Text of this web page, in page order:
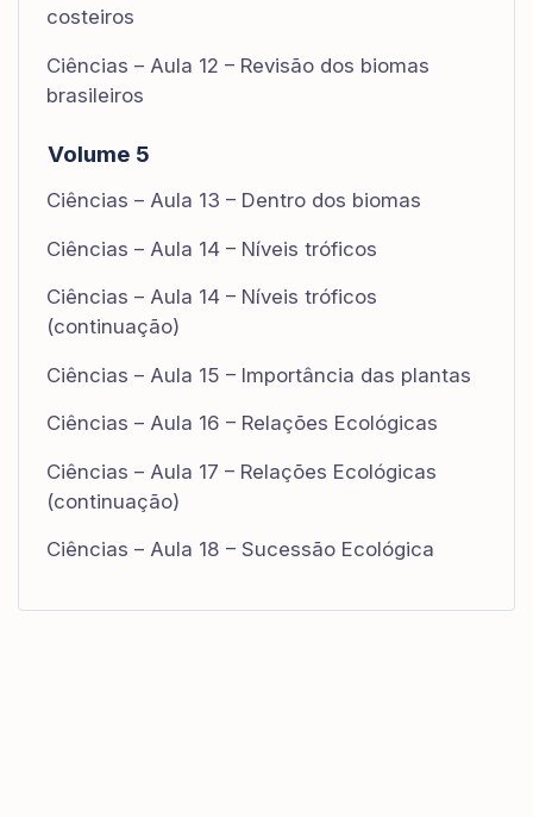
costeiros
Ciências – Aula 12 – Revisão dos biomas
brasileiros
Volume 5
Ciências – Aula 13 – Dentro dos biomas
Ciências – Aula 14 – Níveis tróficos
Ciências – Aula 14 – Níveis tróficos
(continuação)
Ciências – Aula 15 – Importância das plantas
Ciências – Aula 16 – Relações Ecológicas
Ciências – Aula 17 – Relações Ecológicas
(continuação)
Ciências – Aula 18 – Sucessão Ecológica